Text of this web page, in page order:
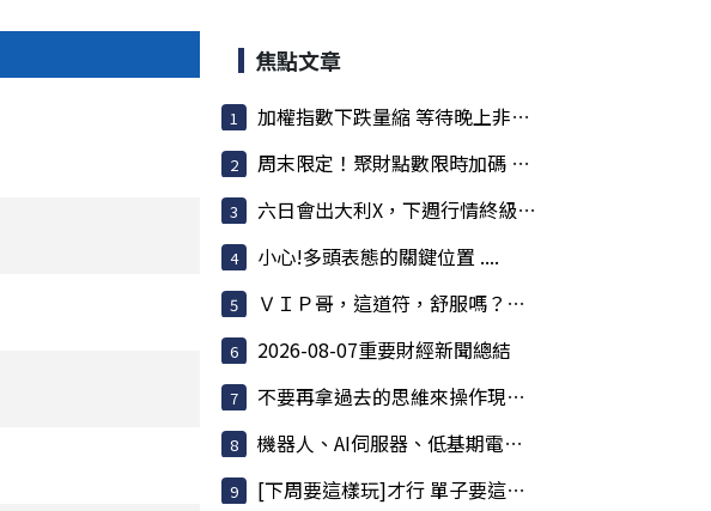
焦點文章
加權指數下跌量縮 等待晚上非農數據再給你一個大...
周末限定！聚財點數限時加碼 2%，聰明放大你的購...
六日會出大利X，下週行情終級解謎
小心!多頭表態的關鍵位置 ....
ＶＩＰ哥，這道符，舒服嗎？哥，快聽我一言，不害哥
2026-08-07重要財經新聞總結
不要再拿過去的思維來操作現在的市場,否則很容易...
機器人、AI伺服器、低基期電子全面輪動
[下周要這樣玩]才行 單子要這樣做才穩 *千點伺候